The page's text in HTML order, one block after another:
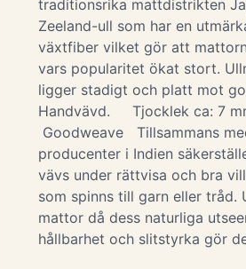
traditionsrika mattdistrikten
Zeeland-ull som har en
växtfiber vilket gör att
vars popularitet ökat stort.
ligger stadigt och platt mot
Handvävd. Tjocklek ca: 7
Goodweave Tillsammans
producenter i Indien
vävs under rättvisa och bra
som spinns till garn eller tråd.
mattor då dess naturliga
hållbarhet och slitstyrka gör